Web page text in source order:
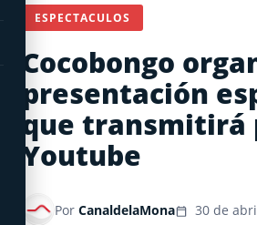
ESPECTACULOS
Cocobongo
presentación
que transmitirá
Youtube
Por CanaldelaMona
30 de